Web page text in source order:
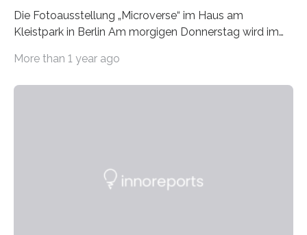
Die Fotoausstellung „Microverse“ im Haus am
Kleistpark in Berlin Am morgigen Donnerstag wird im
„Microverse“ mit Arbeiten der Fotografin Kathrin
Labor für Mikrobiologie Für das Projekt „Microverse“ hat
More than 1 year ago